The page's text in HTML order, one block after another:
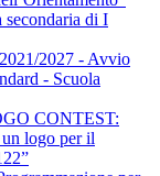
secondaria di I
2027 - Avvio
- Scuola
CONTEST:
logo per il